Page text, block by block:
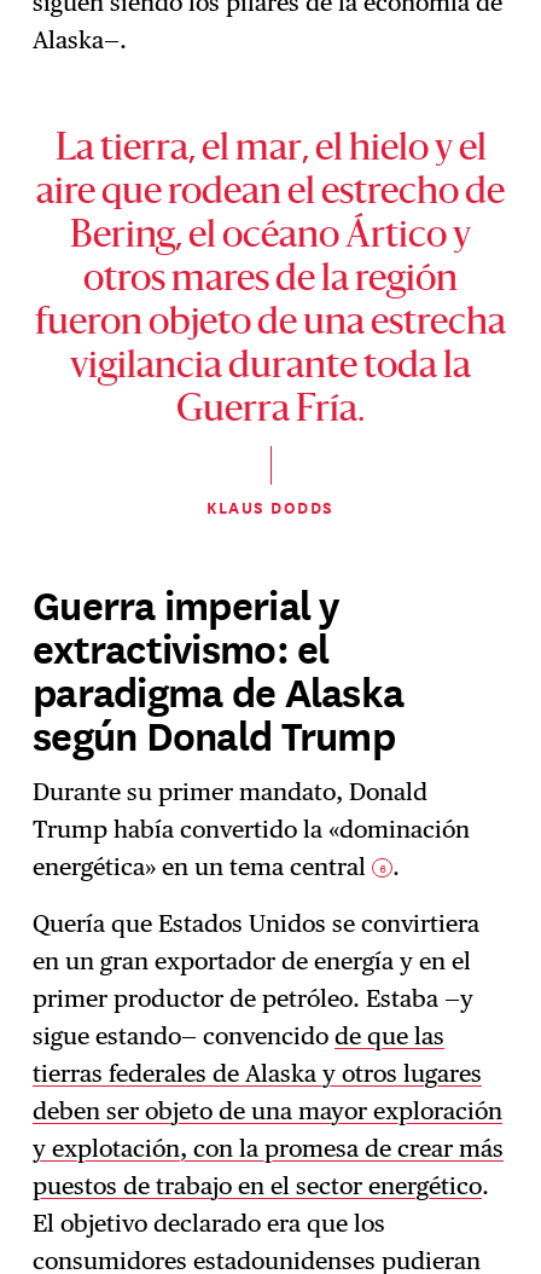
Alaska—.
La tierra, el mar, el hielo y el
aire que rodean el estrecho de
Bering, el océano Ártico y
otros mares de la región
fueron objeto de una estrecha
vigilancia durante toda la
Guerra Fría.
KLAUS DODDS
Guerra imperial y
extractivismo: el
paradigma de Alaska
según Donald Trump
Durante su primer mandato, Donald
Trump había convertido la «dominación
energética» en un tema central 6 .
Quería que Estados Unidos se convirtiera
en un gran exportador de energía y en el
primer productor de petróleo. Estaba —y
sigue estando— convencidode que las
tierras federales de Alaska y otros lugares
deben ser objeto de una mayor exploración
y explotación, con la promesa de crear más
puestos de trabajo en el sector energético.
El objetivo declarado era que los
consumidores estadounidenses pudieran